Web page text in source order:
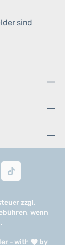
sind
- with by
zzgl.
wenn